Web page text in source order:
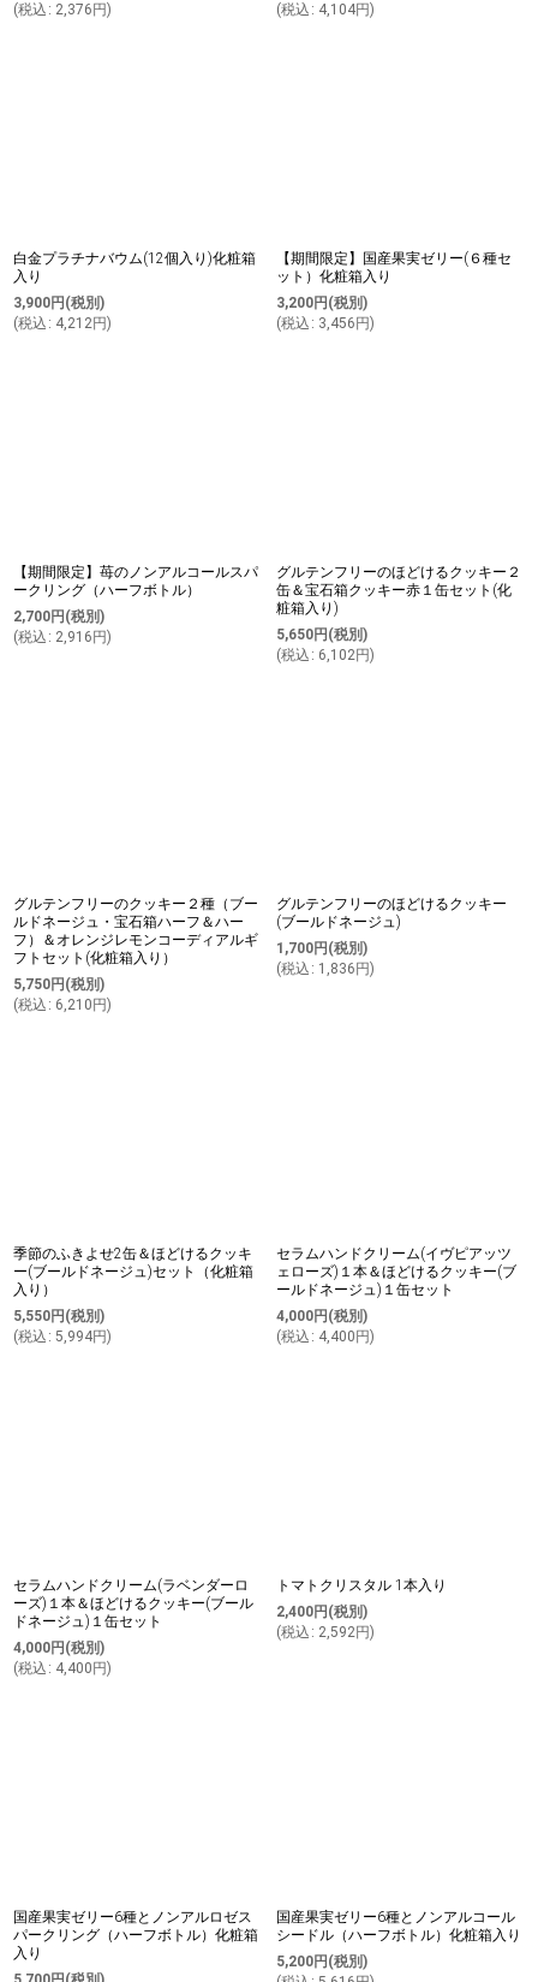
(税込 : 2,376 円)
(税込 : 4,104円)
白金プラチナバウム(12個入り)化粧箱
入り
3,900円 (税別)
(税込 : 4,212円)
【期間限定】国産果実ゼリー(６種セ
ット）化粧箱入り
3,200円 (税別)
(税込 : 3,456 円)
【期間限定】苺のノンアルコールスパ
ークリング（ハーフボトル）
2,700円 (税別)
(税込 : 2,916 円)
グルテンフリーのほどけるクッキー２
缶＆宝石箱クッキー赤１缶セット(化
粧箱入り)
5,650円 (税別)
(税込 : 6,102円)
グルテンフリーのクッキー２種（ブー
ルドネージュ・宝石箱ハーフ＆ハー
フ）＆オレンジレモンコーディアルギ
フトセット(化粧箱入り）
5,750円 (税別)
(税込 : 6,210 円)
グルテンフリーのほどけるクッキー
(ブールドネージュ)
1,700円 (税別)
(税込 : 1,836 円)
季節のふきよせ2缶＆ほどけるクッキ
ー(ブールドネージュ)セット（化粧箱
入り）
5,550円 (税別)
(税込 : 5,994円)
セラムハンドクリーム(イヴピアッツ
ェローズ)１本＆ほどけるクッキー(ブ
ールドネージュ)１缶セット
4,000円 (税別)
(税込 : 4,400 円)
セラムハンドクリーム(ラベンダーロ
ーズ)１本＆ほどけるクッキー(ブール
ドネージュ)１缶セット
4,000円 (税別)
(税込 : 4,400 円)
トマトクリスタル 1本入り
2,400円 (税別)
(税込 : 2,592円)
国産果実ゼリー6種とノンアルロゼス
パークリング（ハーフボトル）化粧箱
入り
国産果実ゼリー6種とノンアルコール
シードル（ハーフボトル）化粧箱入り
5,200円 (税別)